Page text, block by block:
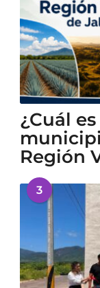
¿Cuál
Región
3